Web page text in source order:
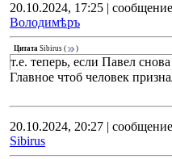
20.10.2024, 17:25 |
Володимѣръ
Цитата Sibirus ( )
т.е. теперь, если Павел
Главное чтоб человек
20.10.2024, 20:27 |
Sibirus